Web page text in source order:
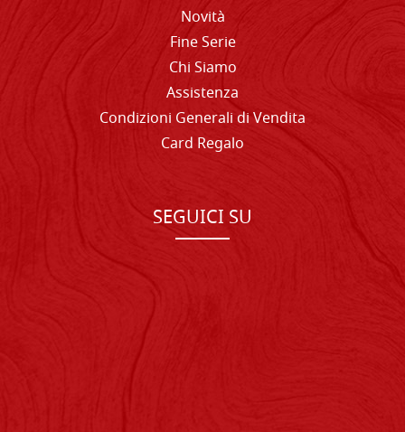
Novità
Fine Serie
Chi Siamo
Assistenza
Condizioni Generali di Vendita
Card Regalo
SEGUICI SU